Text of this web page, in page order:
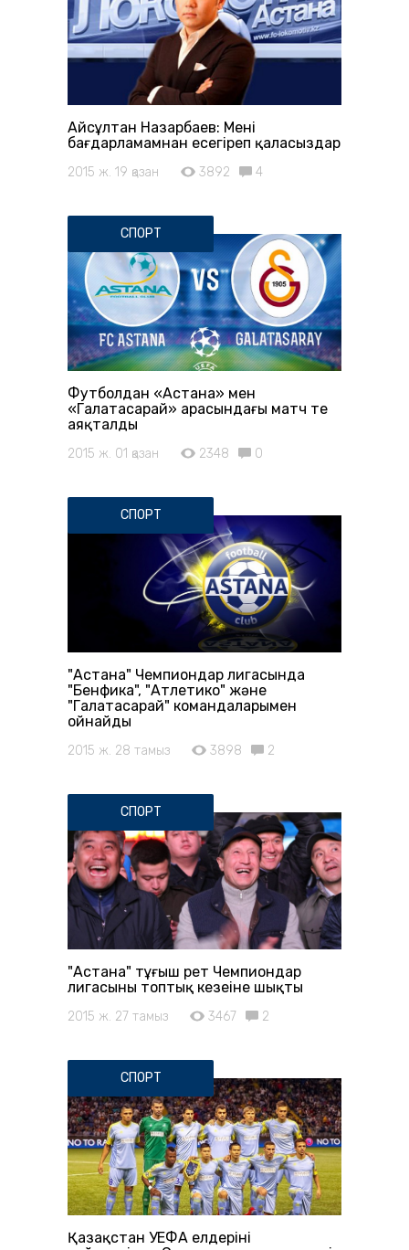
Айсұлтан Назарбаев: Менің
бағдарламамнан есеңгіреп қаласыздар
2015 ж. 19 қазан 3892 4
СПОРТ
Футболдан «Астана» мен
«Галатасарай» арасындағы матч тең
аяқталды
2015 ж. 01 қазан 2348 0
СПОРТ
"Астана" Чемпиондар лигасында
"Бенфика", "Атлетико" және
"Галатасарай" командаларымен
ойнайды
2015 ж. 28 тамыз 3898 2
СПОРТ
"Астана" тұңғыш рет Чемпиондар
лигасының топтық кезеңіне шықты
2015 ж. 27 тамыз 3467 2
СПОРТ
Қазақстан УЕФА елдерінің